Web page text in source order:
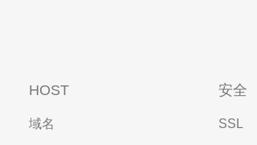
HOST
域名
安全
SSL